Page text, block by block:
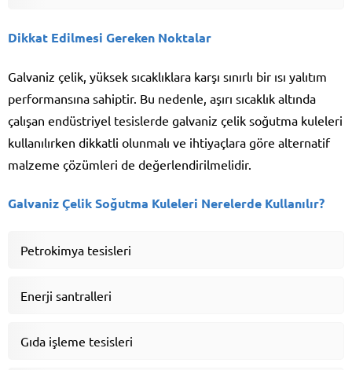
Dikkat Edilmesi Gereken Noktalar
Galvaniz çelik, yüksek sıcaklıklara karşı sınırlı bir ısı yalıtım
performansına sahiptir. Bu nedenle, aşırı sıcaklık altında
çalışan endüstriyel tesislerde galvaniz çelik soğutma kuleleri
kullanılırken dikkatli olunmalı ve ihtiyaçlara göre alternatif
malzeme çözümleri de değerlendirilmelidir.
Galvaniz Çelik Soğutma Kuleleri Nerelerde Kullanılır?
Petrokimya tesisleri
Enerji santralleri
Gıda işleme tesisleri